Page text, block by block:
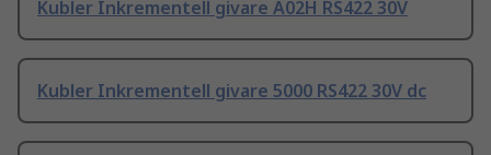
Kubler Inkrementell givare A02H RS422 30V
Kubler Inkrementell givare 5000 RS422 30V dc